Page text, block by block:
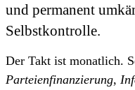
und permanent
Selbstkontrolle.
Der Takt ist monatlich.
Parteienfinanzierung,